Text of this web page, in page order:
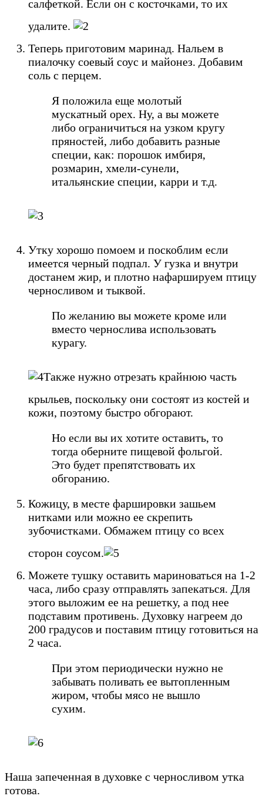
салфеткой. Если он с косточками, то их
удалите.
Теперь приготовим маринад. Нальем в
пиалочку соевый соус и майонез. Добавим
соль с перцем.
Я положила еще молотый
мускатный орех. Ну, а вы можете
либо ограничиться на узком кругу
пряностей, либо добавить разные
специи, как: порошок имбиря,
розмарин, хмели-сунели,
итальянские специи, карри и т.д.
Утку хорошо помоем и поскоблим если
имеется черный подпал. У гузка и внутри
достанем жир, и плотно нафаршируем птицу
черносливом и тыквой.
По желанию вы можете кроме или
вместо чернослива использовать
курагу.
Также нужно отрезать крайнюю часть
крыльев, поскольку они состоят из костей и
кожи, поэтому быстро обгорают.
Но если вы их хотите оставить, то
тогда оберните пищевой фольгой.
Это будет препятствовать их
обгоранию.
Кожицу, в месте фаршировки зашьем
нитками или можно ее скрепить
зубочистками. Обмажем птицу со всех
сторон соусом.
Можете тушку оставить мариноваться на 1-2
часа, либо сразу отправлять запекаться. Для
этого выложим ее на решетку, а под нее
подставим противень. Духовку нагреем до
200 градусов и поставим птицу готовиться на
2 часа.
При этом периодически нужно не
забывать поливать ее вытопленным
жиром, чтобы мясо не вышло
сухим.
Наша запеченная в духовке с черносливом утка
готова.